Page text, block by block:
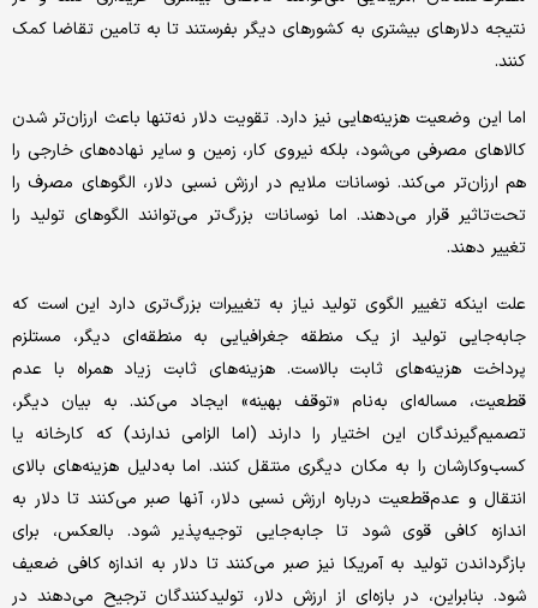
نتیجه دلارهای بیشتری به کشورهای دیگر بفرستند تا به تامین تقاضا کمک
کنند.
اما این وضعیت هزینه‌هایی نیز دارد. تقویت دلار نه‌تنها باعث ارزان‌تر شدن
کالاهای مصرفی می‌شود، بلکه نیروی کار، زمین و سایر نهاده‌های خارجی را
هم ارزان‌تر می‌کند. نوسانات ملایم در ارزش نسبی دلار، الگوهای مصرف را
تحت‌تاثیر قرار می‌دهند. اما نوسانات بزرگ‌تر می‌توانند الگوهای تولید را
تغییر دهند.
علت اینکه تغییر الگوی تولید نیاز به تغییرات بزرگ‌تری دارد این است که
جابه‌جایی تولید از یک منطقه جغرافیایی به منطقه‌ای دیگر، مستلزم
پرداخت هزینه‌های ثابت بالاست. هزینه‌های ثابت زیاد همراه با عدم
قطعیت، مساله‌ای به‌نام «توقف بهینه» ایجاد می‌کند. به بیان دیگر،
تصمیم‌گیرندگان این اختیار را دارند (اما الزامی ندارند) که کارخانه یا
کسب‌وکارشان را به مکان دیگری منتقل کنند. اما به‌دلیل هزینه‌های بالای
انتقال و عدم‌قطعیت درباره ارزش نسبی دلار، آنها صبر می‌کنند تا دلار به
اندازه کافی قوی شود تا جابه‌جایی توجیه‌پذیر شود. بالعکس، برای
بازگرداندن تولید به آمریکا نیز صبر می‌کنند تا دلار به اندازه کافی ضعیف
شود. بنابراین، در بازه‌ای از ارزش دلار، تولیدکنندگان ترجیح می‌دهند در